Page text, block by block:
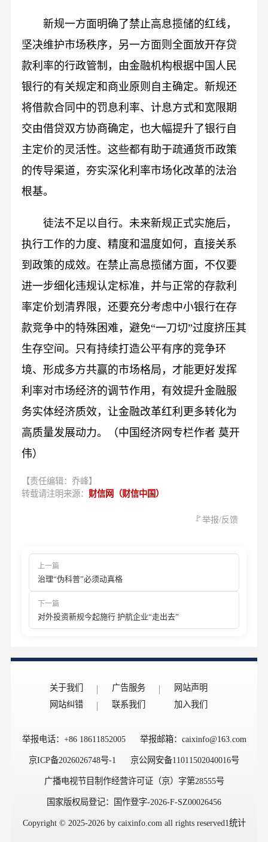
新规一方面明确了禁止高息揽储的红线，
坚决维护市场秩序，另一方面则全面放开存贷
款利率的行政管制，由金融机构根据中国人民
银行的有关规定和商业原则自主确定。新规还
将借款合同中的罚息利率、计息方式和宽限期
交由借贷双方协商确定，也大幅提升了银行自
主定价的灵活性。这些都有助于疏通货币政策
的传导渠道，夯实深化利率市场化改革的法治
根基。
徒法不足以自行。未来新规正式实施后，
执行工作的力度、精度和温度如何，直接关系
到政策的成效。在禁止高息揽储方面，不仅要
进一步细化违规认定标准，并与正常的存款利
率定价划清界限，还要充分考虑中小银行在存
款竞争中的特殊困难，避免“一刀切”过度挤压其
生存空间。只有持续打造公平有序的竞争环
境、形成多方共赢的市场格局，才能更好发挥
利率对市场经济的调节作用，有效提升金融服
务实体经济质效，让金融改革红利更多转化为
高质量发展动力。（中国经济网专栏作者 莫开
伟）
【责任编辑：乔峰】
转载请注明来源： 财信网（财信中国）
🚩举报/反馈
上一篇
治理“伪科普”必须动真格
下一篇
对外投资新规今起施行 护航企业“走出去”
关于我们 广告服务
网站声明
网站纠错
联系我们 加入我们
举报电话：+86 18611852005 举报邮箱：caixinfo@163.com
京ICP备2026026748号-1 京公网安备11011502040016号
广播电视节目制作经营许可证（京）字第28555号
国家版权局登记：国作登字-2026-F-SZ00026456
Copyright © 2025-2026 by caixinfo.com all rights reserved1统计